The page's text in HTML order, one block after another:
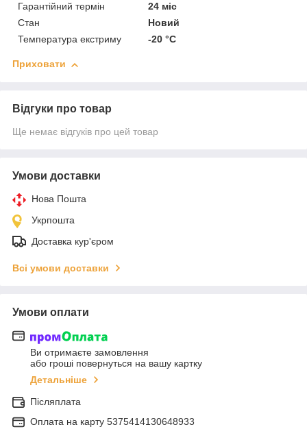
Гарантійний термін
24 міс
Стан
Новий
Температура екстриму
-20 °С
Приховати
Відгуки про товар
Ще немає відгуків про цей товар
Умови доставки
Нова Пошта
Укрпошта
Доставка кур'єром
Всі умови доставки
Умови оплати
Ви отримаєте замовлення
або гроші повернуться на вашу картку
Детальніше
Післяплата
Оплата на карту 5375414130648933